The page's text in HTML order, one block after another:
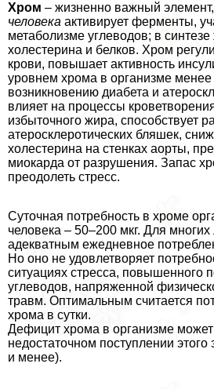
Хром – жизненно важный
человека активирует ферменты,
метаболизме углеводов; в
холестерина и белков. Хром
крови, повышает активность
уровнем хрома в организме
возникновению диабета и
влияет на процессы
избыточного жира, способствует
атеросклеротических бляшек,
холестерина на стенках аорты,
миокарда от разрушения. Запас
преодолеть стресс.
Суточная потребность в хроме
человека – 50–200 мкг. Для
адекватным ежедневное
Но оно не удовлетворяет
ситуациях стресса, повышенного
углеводов, напряженной
травм. Оптимальным считается
хрома в сутки.
Дефицит хрома в организме может
недостаточном поступлении
и менее).